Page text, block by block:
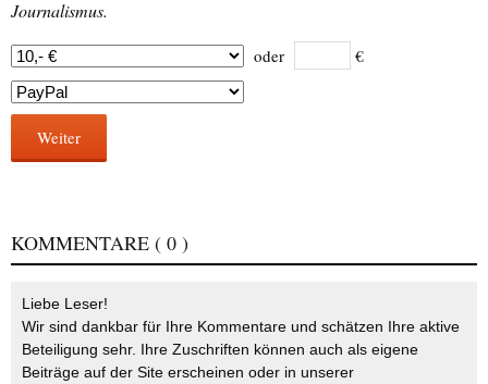
Journalismus.
oder €
Weiter
KOMMENTARE ( 0 )
Liebe Leser!
Wir sind dankbar für Ihre Kommentare und schätzen Ihre aktive
Beteiligung sehr. Ihre Zuschriften können auch als eigene
Beiträge auf der Site erscheinen oder in unserer